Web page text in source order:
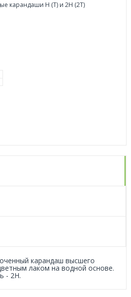
карандаши H (T) и 2H (2T)
карандаш высшего
лаком на водной основе.
- 2Н.